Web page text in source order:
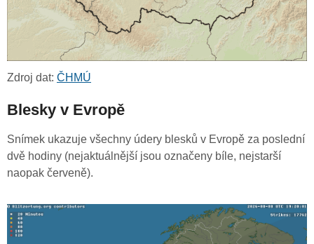
Zdroj dat: ČHMÚ
Blesky v Evropě
Snímek ukazuje všechny údery blesků v Evropě za poslední
dvě hodiny (nejaktuálnější jsou označeny bíle, nejstarší
naopak červeně).